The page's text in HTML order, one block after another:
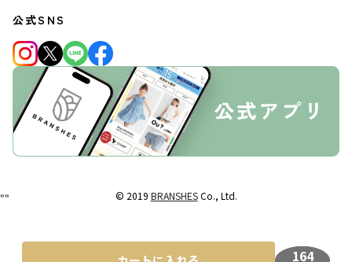
164
公式SNS
© 2019 BRANSHESCo., Ltd.
""